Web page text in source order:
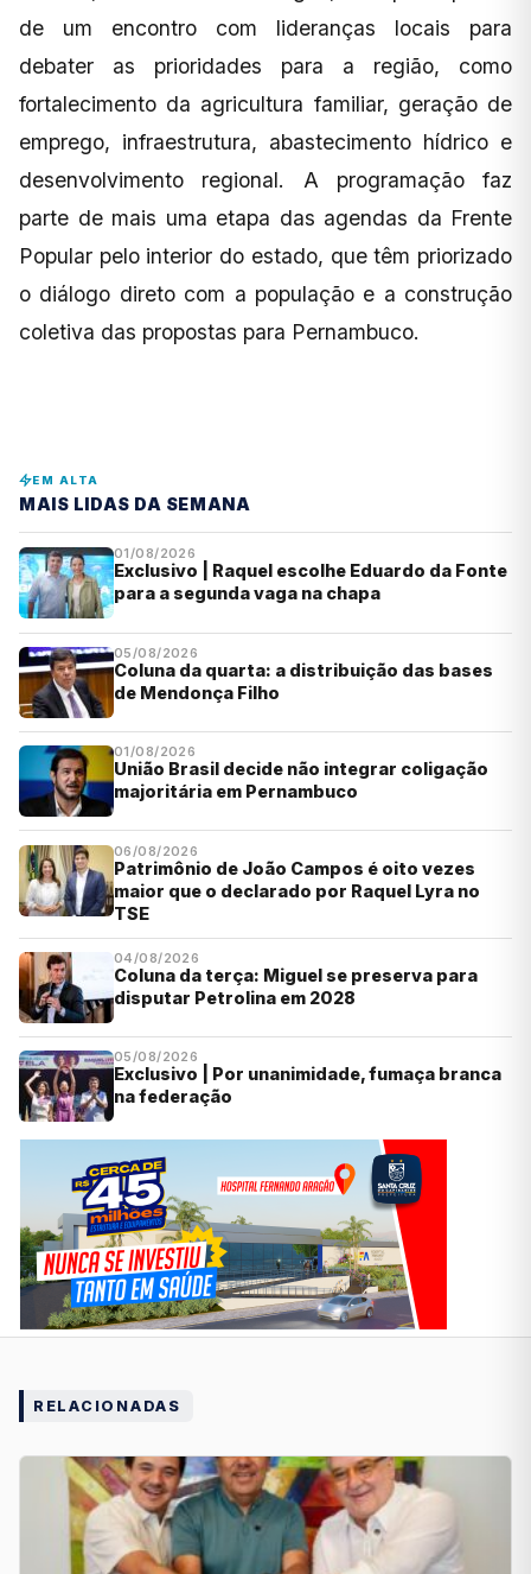
de um encontro com lideranças locais para
debater as prioridades para a região, como
fortalecimento da agricultura familiar, geração de
emprego, infraestrutura, abastecimento hídrico e
desenvolvimento regional. A programação faz
parte de mais uma etapa das agendas da Frente
Popular pelo interior do estado, que têm priorizado
o diálogo direto com a população e a construção
coletiva das propostas para Pernambuco.
EM ALTA
MAIS LIDAS DA SEMANA
01/08/2026
Exclusivo | Raquel escolhe Eduardo da Fonte
para a segunda vaga na chapa
05/08/2026
Coluna da quarta: a distribuição das bases
de Mendonça Filho
01/08/2026
União Brasil decide não integrar coligação
majoritária em Pernambuco
06/08/2026
Patrimônio de João Campos é oito vezes
maior que o declarado por Raquel Lyra no
TSE
04/08/2026
Coluna da terça: Miguel se preserva para
disputar Petrolina em 2028
05/08/2026
Exclusivo | Por unanimidade, fumaça branca
na federação
RELACIONADAS